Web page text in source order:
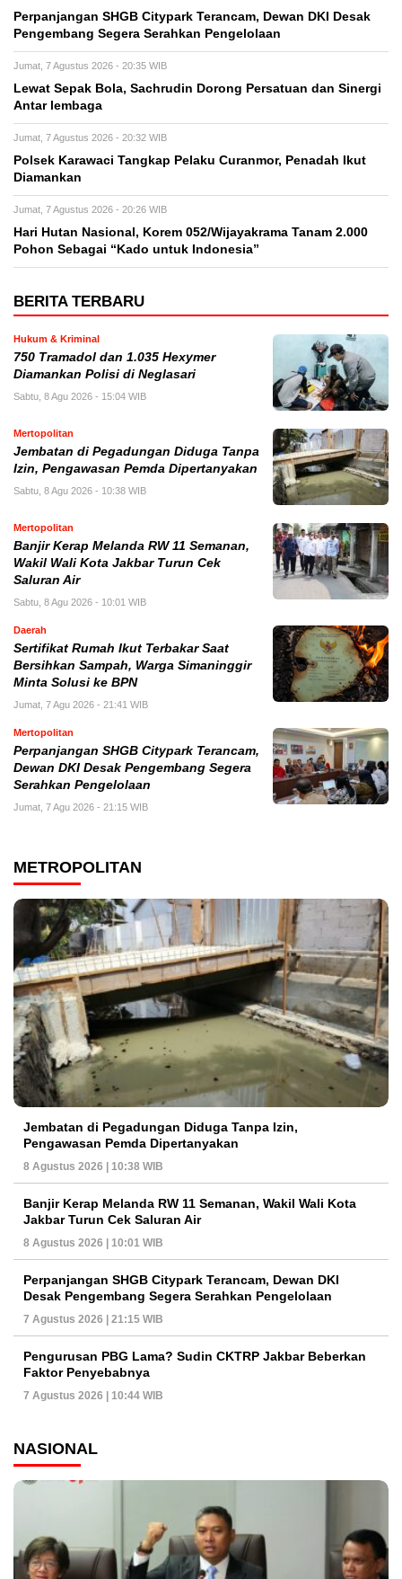
Perpanjangan SHGB Citypark Terancam, Dewan DKI Desak
Pengembang Segera Serahkan Pengelolaan
Jumat, 7 Agustus 2026 - 20:35 WIB
Lewat Sepak Bola, Sachrudin Dorong Persatuan dan Sinergi
Antar lembaga
Jumat, 7 Agustus 2026 - 20:32 WIB
Polsek Karawaci Tangkap Pelaku Curanmor, Penadah Ikut
Diamankan
Jumat, 7 Agustus 2026 - 20:26 WIB
Hari Hutan Nasional, Korem 052/Wijayakrama Tanam 2.000
Pohon Sebagai “Kado untuk Indonesia”
BERITA TERBARU
Hukum & Kriminal
750 Tramadol dan 1.035 Hexymer
Diamankan Polisi di Neglasari
Sabtu, 8 Agu 2026 - 15:04 WIB
Mertopolitan
Jembatan di Pegadungan Diduga Tanpa
Izin, Pengawasan Pemda Dipertanyakan
Sabtu, 8 Agu 2026 - 10:38 WIB
Mertopolitan
Banjir Kerap Melanda RW 11 Semanan,
Wakil Wali Kota Jakbar Turun Cek
Saluran Air
Sabtu, 8 Agu 2026 - 10:01 WIB
Daerah
Sertifikat Rumah Ikut Terbakar Saat
Bersihkan Sampah, Warga Simaninggir
Minta Solusi ke BPN
Jumat, 7 Agu 2026 - 21:41 WIB
Mertopolitan
Perpanjangan SHGB Citypark Terancam,
Dewan DKI Desak Pengembang Segera
Serahkan Pengelolaan
Jumat, 7 Agu 2026 - 21:15 WIB
METROPOLITAN
Jembatan di Pegadungan Diduga Tanpa Izin,
Pengawasan Pemda Dipertanyakan
8 Agustus 2026 | 10:38 WIB
Banjir Kerap Melanda RW 11 Semanan, Wakil Wali Kota
Jakbar Turun Cek Saluran Air
8 Agustus 2026 | 10:01 WIB
Perpanjangan SHGB Citypark Terancam, Dewan DKI
Desak Pengembang Segera Serahkan Pengelolaan
7 Agustus 2026 | 21:15 WIB
Pengurusan PBG Lama? Sudin CKTRP Jakbar Beberkan
Faktor Penyebabnya
7 Agustus 2026 | 10:44 WIB
NASIONAL